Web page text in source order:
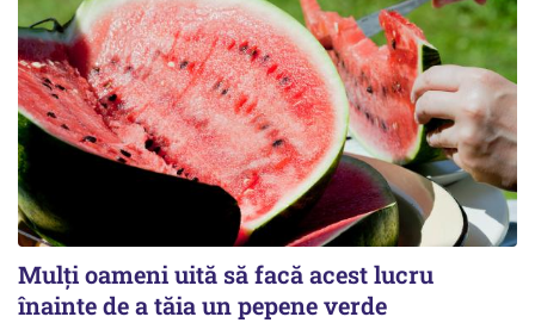
Mulți oameni uită să facă acest lucru
înainte de a tăia un pepene verde